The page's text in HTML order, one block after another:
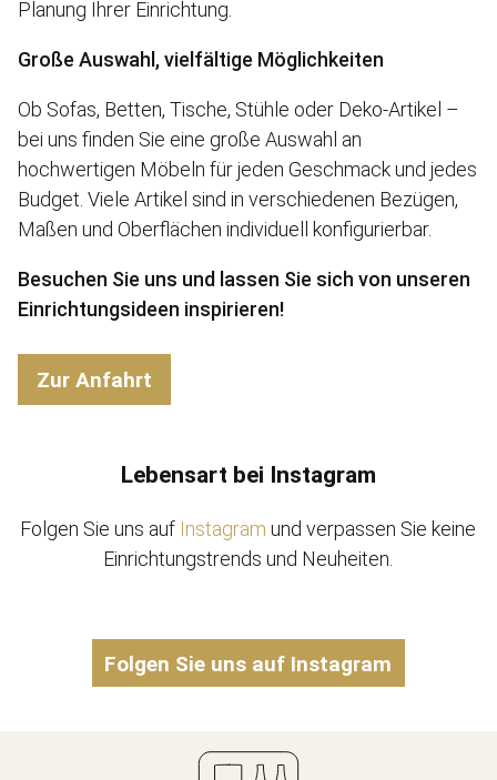
Planung Ihrer Einrichtung.
Große Auswahl, vielfältige Möglichkeiten
Ob Sofas, Betten, Tische, Stühle oder Deko-Artikel –
bei uns finden Sie eine große Auswahl an
hochwertigen Möbeln für jeden Geschmack und jedes
Budget. Viele Artikel sind in verschiedenen Bezügen,
Maßen und Oberflächen individuell konfigurierbar.
Besuchen Sie uns und lassen Sie sich von unseren
Einrichtungsideen inspirieren!
Zur Anfahrt
Lebensart bei Instagram
Folgen Sie uns auf Instagram und verpassen Sie keine
Einrichtungstrends und Neuheiten.
Folgen Sie uns auf Instagram